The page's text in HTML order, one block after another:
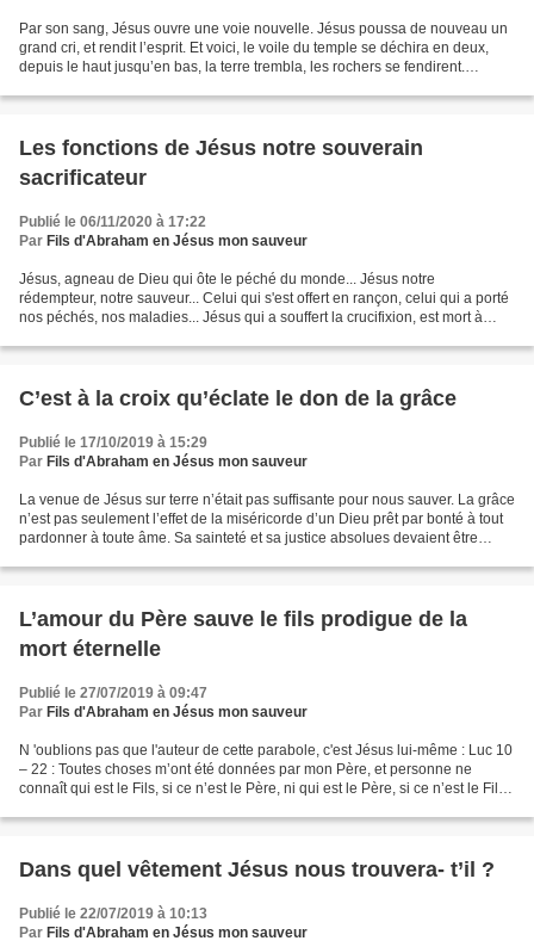
Par son sang, Jésus ouvre une voie nouvelle. Jésus poussa de nouveau un
grand cri, et rendit l’esprit. Et voici, le voile du temple se déchira en deux,
depuis le haut jusqu’en bas, la terre trembla, les rochers se fendirent.
Les fonctions de Jésus notre souverain
sacrificateur
Publié le 06/11/2020 à 17:22
Par Fils d'Abraham en Jésus mon sauveur
Jésus, agneau de Dieu qui ôte le péché du monde... Jésus notre
rédempteur, notre sauveur... Celui qui s'est offert en rançon, celui qui a porté
nos péchés, nos maladies... Jésus qui a souffert la crucifixion, est mort à
C’est à la croix qu’éclate le don de la grâce
Publié le 17/10/2019 à 15:29
Par Fils d'Abraham en Jésus mon sauveur
La venue de Jésus sur terre n’était pas suffisante pour nous sauver. La grâce
n’est pas seulement l’effet de la miséricorde d’un Dieu prêt par bonté à tout
pardonner à toute âme. Sa sainteté et sa justice absolues devaient être
L’amour du Père sauve le fils prodigue de la
mort éternelle
Publié le 27/07/2019 à 09:47
Par Fils d'Abraham en Jésus mon sauveur
N 'oublions pas que l'auteur de cette parabole, c'est Jésus lui-même : Luc 10
– 22 : Toutes choses m’ont été données par mon Père, et personne ne
connaît qui est le Fils, si ce n’est le Père, ni qui est le Père, si ce n’est le Fils
Dans quel vêtement Jésus nous trouvera- t’il ?
Publié le 22/07/2019 à 10:13
Par Fils d'Abraham en Jésus mon sauveur